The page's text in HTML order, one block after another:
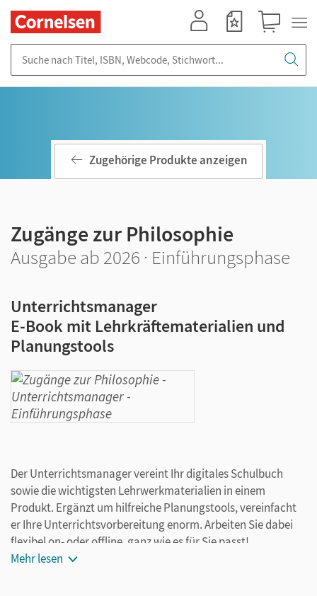
Zugehörige Produkte anzeigen
Zugänge zur Philosophie
Ausgabe ab 2026 · Einführungsphase
Unterrichtsmanager
E-Book mit Lehrkräftematerialien und
Planungstools
Der Unterrichtsmanager vereint Ihr digitales Schulbuch
sowie die wichtigsten Lehrwerkmaterialien in einem
Produkt. Ergänzt um hilfreiche Planungstools, vereinfacht
er Ihre Unterrichtsvorbereitung enorm. Arbeiten Sie dabei
flexibel on- oder offline, ganz wie es für Sie passt!
Mehr lesen